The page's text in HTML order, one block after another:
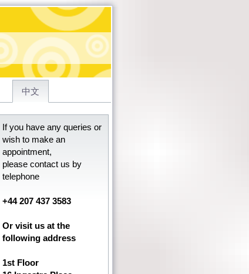
中文
If you have any queries or
wish to make an
appointment,
please contact us by
telephone
+44 207 437 3583
Or visit us at the
following address
1st Floor